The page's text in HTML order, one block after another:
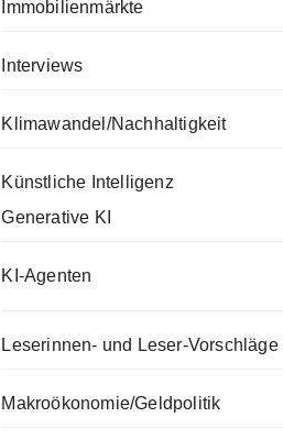
Immobilienmärkte
Interviews
Klimawandel/Nachhaltigkeit
Künstliche Intelligenz
Generative KI
KI-Agenten
Leserinnen- und Leser-Vorschläge
Makroökonomie/Geldpolitik